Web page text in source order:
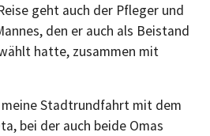
geht auch der Pfleger und
den er auch als Beistand
hatte, zusammen mit
Stadtrundfahrt mit dem
bei der auch beide Omas